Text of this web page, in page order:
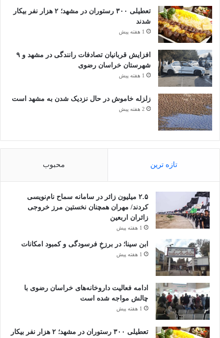
تعطیلی ۳۰۰ رستوران در مشهد؛ ۲ هزار نفر بیکار
شدند
1 هفته پیش
افزایش قربانیان تصادفات رانندگی در مشهد و ۹
شهرستان خراسان رضوی
1 هفته پیش
زلزله خاموش در حال نزدیک شدن به مشهد است
2 هفته پیش
تازه ترین محبوب
۲.۵ میلیون زائر در سامانه سماح نام‌نویسی
کردند/ مهران همچنان نخستین مرز خروجی
زائران اربعین
1 هفته پیش
ابن سینا؛ در برزخِ فرسودگی و کمبود امکانات
1 هفته پیش
ادامه فعالیت داروخانه‌های خراسان رضوی با
چالش مواجه شده است
1 هفته پیش
تعطیلی ۳۰۰ رستوران در مشهد؛ ۲ هزار نفر بیکار